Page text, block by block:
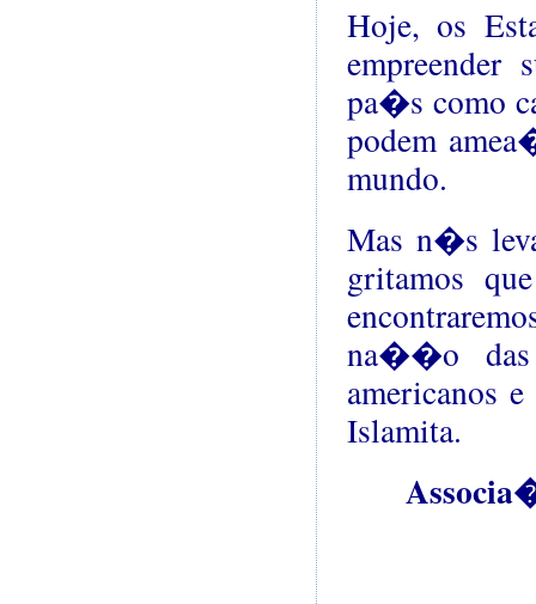
Hoje, os
pa�s como
podem
mundo.
Mas n�s
gritamos
na��o das
americanos
Islamita.